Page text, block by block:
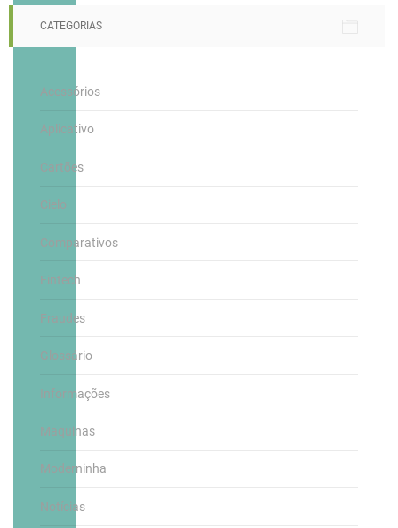
CATEGORIAS
Acessórios
Aplicativo
Cartões
Cielo
Comparativos
Fintech
Fraudes
Glossário
Informações
Maquinas
Moderninha
Notícias